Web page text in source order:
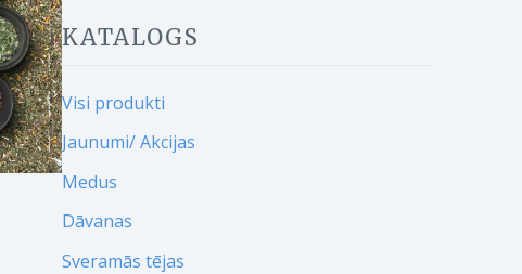
KATALOGS
Visi produkti
Jaunumi/ Akcijas
Medus
Dāvanas
Sveramās tējas